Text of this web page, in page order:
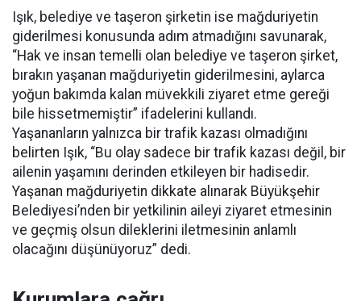
Işık, belediye ve taşeron şirketin ise mağduriyetin
giderilmesi konusunda adım atmadığını savunarak,
“Hak ve insan temelli olan belediye ve taşeron şirket,
bırakın yaşanan mağduriyetin giderilmesini, aylarca
yoğun bakımda kalan müvekkili ziyaret etme gereği
bile hissetmemiştir” ifadelerini kullandı.
Yaşananların yalnızca bir trafik kazası olmadığını
belirten Işık, “Bu olay sadece bir trafik kazası değil, bir
ailenin yaşamını derinden etkileyen bir hadisedir.
Yaşanan mağduriyetin dikkate alınarak Büyükşehir
Belediyesi’nden bir yetkilinin aileyi ziyaret etmesinin
ve geçmiş olsun dileklerini iletmesinin anlamlı
olacağını düşünüyoruz” dedi.